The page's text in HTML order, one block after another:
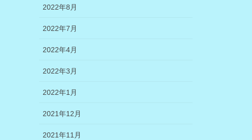
2022年8月
2022年7月
2022年4月
2022年3月
2022年1月
2021年12月
2021年11月